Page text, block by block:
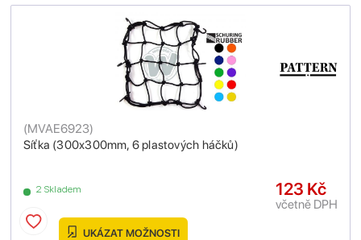
Síťka (300x300mm, 6 plastových háčků)
(MVAE6923)
2 Skladem 123 Kč
včetně DPH
UKÁZAT MOŽNOSTI